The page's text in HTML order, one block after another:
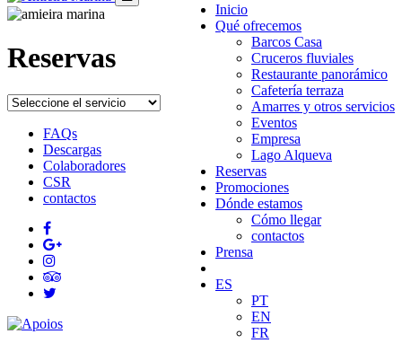
Inicio
Qué ofrecemos
Barcos Casa
Cruceros fluviales
Restaurante panorámico
Cafetería terraza
Amarres y otros servicios
Eventos
Empresa
Lago Alqueva
Reservas
Promociones
Dónde estamos
Cómo llegar
contactos
Prensa
ES
PT
EN
FR
Reservas
FAQs
Descargas
Colaboradores
CSR
contactos